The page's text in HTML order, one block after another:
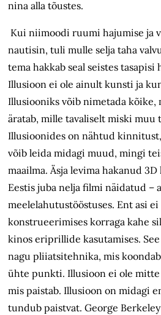
nina alla tõustes.
Kui niimoodi ruumi hajumise ja
nautisin, tuli mulle selja taha
tema hakkab seal seistes tasapisi
Illusioon ei ole ainult kunsti ja
Illusiooniks võib nimetada kõike,
äratab, mille tavaliselt miski muu
Illusioonides on nähtud
võib leida midagi muud, mingi
maailma. Äsja levima hakanud
Eestis juba nelja filmi näidatud
meelelahutustööstuses. Ent asi
konstrueerimises korraga kahe
kinos eriprillide kasutamises.
nagu pliiatsitehnika, mis
ühte punkti. Illusioon ei ole
mis paistab. Illusioon on midagi
tundub paistvat. George